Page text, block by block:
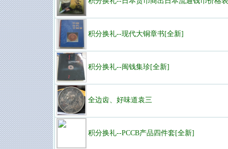
积分换礼--现代大铜章书[全新]
积分换礼--闽钱集珍[全新]
全边齿、好味道袁三
积分换礼--PCCB产品四件套[全新]